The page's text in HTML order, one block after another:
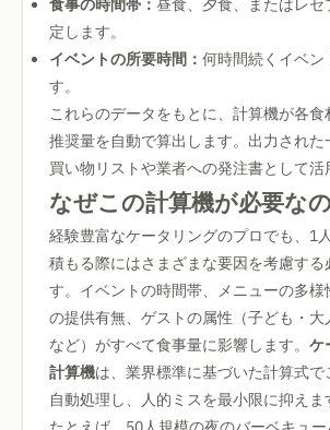
食事の時間帯： 昼食、夕食、またはレ
定します。
イベントの所要時間： 何時間続くイベン
す。
これらのデータをもとに、計算機が各
推奨量を自動で算出します。出力された
買い物リストや業者への発注書として活
なぜこの計算機が必要な
経験豊富なケータリングのプロでも、1
積もる際にはさまざまな要因を考慮する
す。イベントの時間帯、メニューの多
の提供有無、ゲストの属性（子ども・大
など）がすべて食事量に影響します。 ケ
計算機は、業界標準に基づいた計算式で
自動処理し、人的ミスを最小限に抑えま